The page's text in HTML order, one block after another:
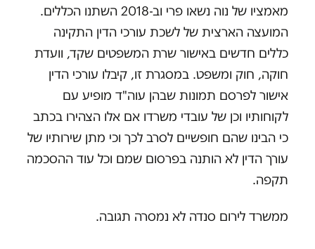
מאמציו של נוה נשאו פרי וב-2018 השתנו הכללים.
המועצה הארצית של לשכת עורכי הדין התקינה
כללים חדשים באישור שרת המשפטים שקד, וועדת
חוקה, חוק ומשפט. במסגרת זו, קיבלו עורכי הדין
אישור לפרסם תמונות שבהן עוה"ד מופיע עם
לקוחותיו וכן של עובדי משרדו אם אלו הצהירו בכתב
כי הבינו שהם חופשיים לסרב לכך וכי מתן שירותיו של
עורך הדין לא הותנה בפרסום שמם וכל עוד ההסכמה
תקפה.
ממשרד לירום סנדה לא נמסרה תגובה.